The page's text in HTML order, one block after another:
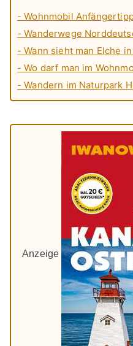
- Wohnmobil
- Wanderwege
- Wann sieht man Elche
- Wo darf man im
- Wandern im Naturpark
Anzeige